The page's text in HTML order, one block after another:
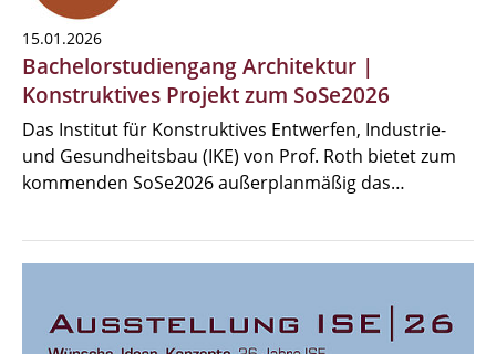
15.01.2026
Bachelorstudiengang Architektur |
Konstruktives Projekt zum SoSe2026
Das Institut für Konstruktives Entwerfen, Industrie-
und Gesundheitsbau (IKE) von Prof. Roth bietet zum
kommenden SoSe2026 außerplanmäßig das…